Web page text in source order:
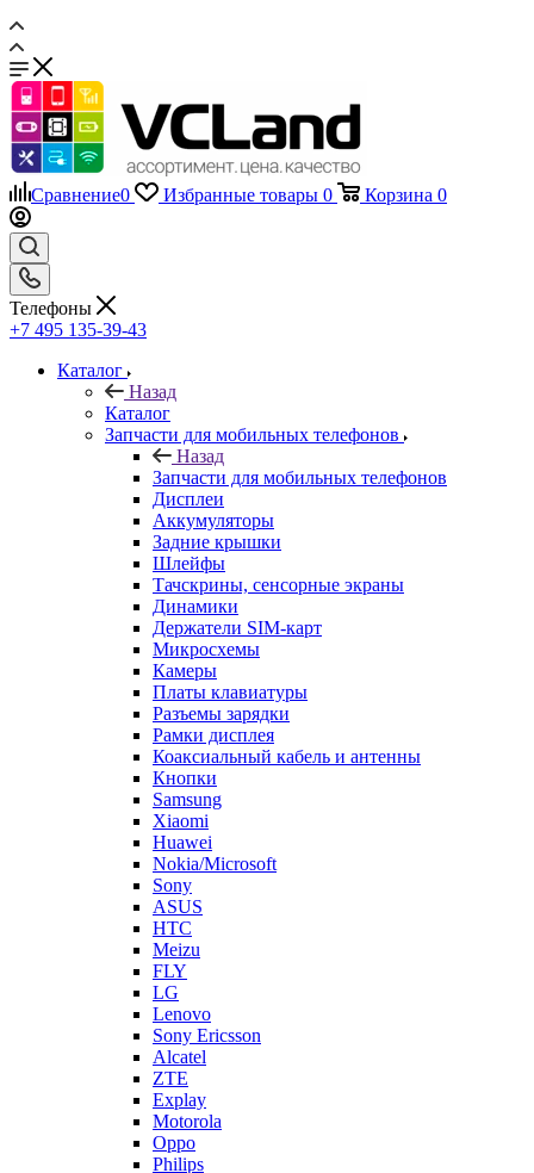
Сравнение 0 Избранные товары 0
Телефоны
+7 495 135-39-43
Каталог
Каталог
Запчасти для мобильных телефонов
Запчасти для мобильных телефонов
Дисплеи
Аккумуляторы
Задние крышки
Шлейфы
Тачскрины, сенсорные экраны
Динамики
Держатели SIM-карт
Микросхемы
Камеры
Платы клавиатуры
Разъемы зарядки
Рамки дисплея
Коаксиальный кабель и антенны
Кнопки
Samsung
Xiaomi
Huawei
Nokia/Microsoft
Sony
ASUS
HTC
Meizu
FLY
LG
Lenovo
Sony Ericsson
Alcatel
ZTE
Explay
Motorola
Oppo
Philips
Acer